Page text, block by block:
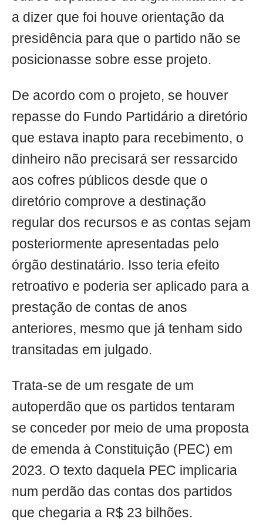
a dizer que foi houve orientação da
presidência para que o partido não se
posicionasse sobre esse projeto.
De acordo com o projeto, se houver
repasse do Fundo Partidário a diretório
que estava inapto para recebimento, o
dinheiro não precisará ser ressarcido
aos cofres públicos desde que o
diretório comprove a destinação
regular dos recursos e as contas sejam
posteriormente apresentadas pelo
órgão destinatário. Isso teria efeito
retroativo e poderia ser aplicado para a
prestação de contas de anos
anteriores, mesmo que já tenham sido
transitadas em julgado.
Trata-se de um resgate de um
autoperdão que os partidos tentaram
se conceder por meio de uma proposta
de emenda à Constituição (PEC) em
2023. O texto daquela PEC implicaria
num perdão das contas dos partidos
que chegaria a R$ 23 bilhões.